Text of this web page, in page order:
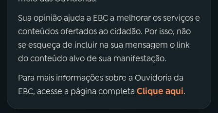
Sua opinião ajuda a EBC a melhorar os serviços e
conteúdos ofertados ao cidadão. Por isso, não
se esqueça de incluir na sua mensagem o link
do conteúdo alvo de sua manifestação.
Para mais informações sobre a Ouvidoria da
EBC, acesse a página completa Clique aqui.